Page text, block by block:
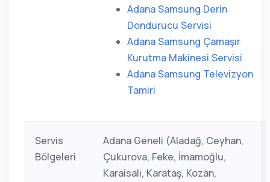
Adana Samsung Derin
Dondurucu Servisi
Adana Samsung Çamaşır
Kurutma Makinesi Servisi
Adana Samsung Televizyon
Tamiri
Servis
Bölgeleri
Adana Geneli (Aladağ, Ceyhan,
Çukurova, Feke, İmamoğlu,
Karaisalı, Karataş, Kozan,